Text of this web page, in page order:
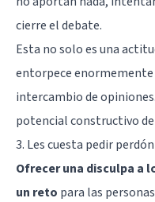
cierre el debate.
Esta no solo es una
entorpece
intercambio de
potencial constructivo
3. Les cuesta pedir perdón
Ofrecer una disculpa a
un reto para las